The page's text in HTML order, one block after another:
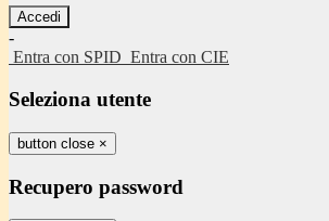
-
Entra con SPID Entra con CIE
Seleziona utente
button close ×
Recupero password